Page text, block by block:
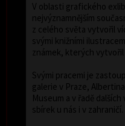
V oblasti grafického
nejvýznamnějším
z celého světa vytvořil
svými knižními
známek, kterých
Svými pracemi je
galerie v Praze,
Museum a v řadě
sbírek u nás i v zahraničí.